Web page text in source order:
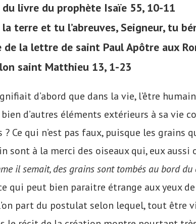
livre du prophète Isaïe 55, 10-11
terre et tu l’abreuves, Seigneur, tu
la lettre de saint Paul Apôtre aux
saint Matthieu 13, 1-23
d’abord que dans la vie, l’être
d’autres éléments extérieurs à sa vie
Ce qui n’est pas faux, puisque les grains
sont à la merci des oiseaux qui, eux aussi
il semait, des grains sont tombés au bord
qui peut bien paraitre étrange aux yeux
part du postulat selon lequel, tout être